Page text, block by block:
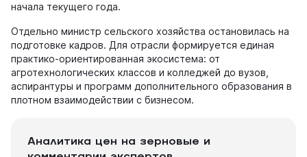
начала текущего года.
Отдельно министр сельского хозяйства остановилась на
подготовке кадров. Для отрасли формируется единая
практико-ориентированная экосистема: от
агротехнологических классов и колледжей до вузов,
аспирантуры и программ дополнительного образования в
плотном взаимодействии с бизнесом.
Аналитика цен на зерновые и